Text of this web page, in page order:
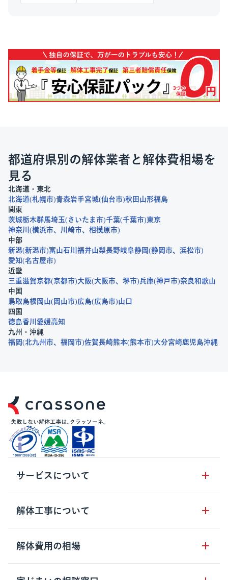
都道府県別の解体業者と解体費相場を
見る
北海道・東北
北海道 札幌市 青森岩手宮城 仙台市 秋田 山形福島
関東
茨城栃木群馬埼玉 さいたま市 千葉 千葉市 東京
神奈川
横浜市 川崎市
相模原市
中部
新潟 新潟市 富山石川 福井山梨長野岐阜静岡 静岡市
浜松市
愛知 名古屋市
近畿
三重滋賀京都 京都市 大阪 大阪市 堺市 兵庫 神戸市 奈良和歌山
中国
鳥取島根 岡山 岡山市 広島 広島市 山口
四国
徳島香川 愛媛高知
九州・沖縄
福岡
北九州市 福岡市 佐賀長崎熊本 熊本市 大分宮崎鹿児島沖縄
サービスについて
サービスの流れ
サービスのメリット
クラッソーネの自治体連携
解体工事について
解体工事の基礎知識
解体工事に関わる法律
解体費用の相場
木造住宅の相場